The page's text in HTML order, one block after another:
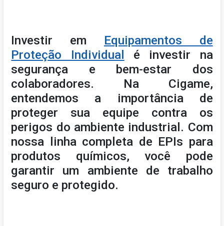
Investir em Equipamentos de
Proteção Individual é investir na
segurança e bem-estar dos
colaboradores. Na Cigame,
entendemos a importância de
proteger sua equipe contra os
perigos do ambiente industrial. Com
nossa linha completa de EPIs para
produtos químicos, você pode
garantir um ambiente de trabalho
seguro e protegido.